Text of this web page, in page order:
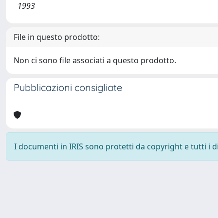
1993
File in questo prodotto:
Non ci sono file associati a questo prodotto.
Pubblicazioni consigliate
I documenti in IRIS sono protetti da copyright e tutti i